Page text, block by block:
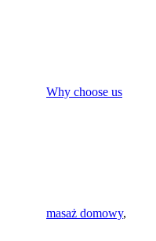
Why choose us
masaż domowy,